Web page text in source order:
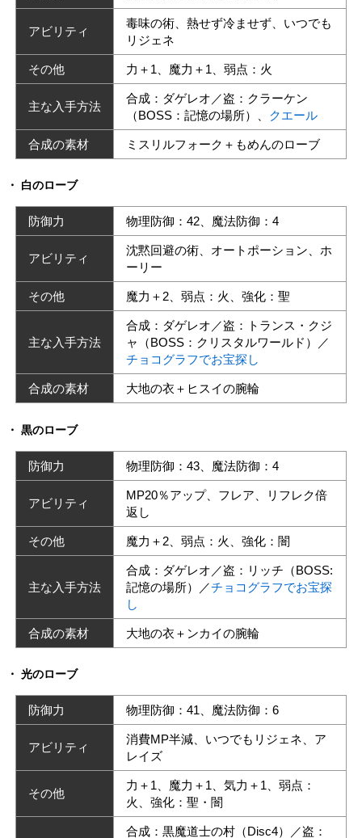
アビリティ
毒味の術、熱せず冷ませず、いつでも
リジェネ
その他 力＋1、魔力＋1、弱点：火
主な入手方法
合成：ダゲレオ／盗：クラーケン
（BOSS：記憶の場所）、 クエール
合成の素材 ミスリルフォーク＋もめんのローブ
白のローブ
防御力 物理防御：42、魔法防御：4
アビリティ
沈黙回避の術、オートポーション、ホ
ーリー
その他 魔力＋2、弱点：火、強化：聖
主な入手方法
合成：ダゲレオ／盗：トランス・クジ
ャ（BOSS：クリスタルワールド）／
チョコグラフでお宝探し
合成の素材 大地の衣＋ヒスイの腕輪
黒のローブ
防御力 物理防御：43、魔法防御：4
アビリティ
MP20％アップ、フレア、リフレク倍
返し
その他 魔力＋2、弱点：火、強化：闇
主な入手方法
合成：ダゲレオ／盗：リッチ（BOSS:
記憶の場所）／チョコグラフでお宝探
し
合成の素材 大地の衣＋ンカイの腕輪
光のローブ
防御力 物理防御：41、魔法防御：6
アビリティ
消費MP半減、いつでもリジェネ、ア
レイズ
その他
力＋1、魔力＋1、気力＋1、弱点：
火、強化：聖・闇
合成：黒魔道士の村（Disc4）／盗：